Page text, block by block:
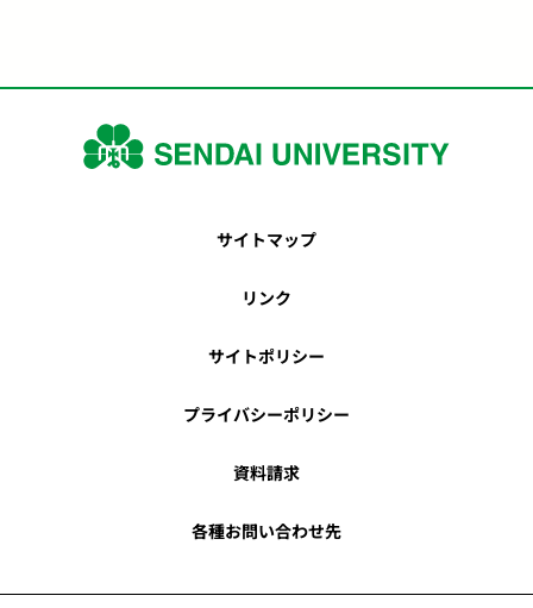
サイトマップ
リンク
サイトポリシー
プライバシーポリシー
資料請求
各種お問い合わせ先